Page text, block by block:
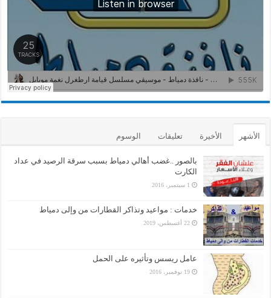
الأشهر الأخيرة تعليقات الوسوم
بالصور ..غضب أهالي دمياط بسبب سرقة الرصيد في عداد
الكارت
1 سبتمبر، 2016
خدمات : مواعيد وتذاكر القطارات من وإلى دمياط
22 أغسطس، 2019
عامل ريسس وتأثيره على الحمل
19 نوفمبر، 2016